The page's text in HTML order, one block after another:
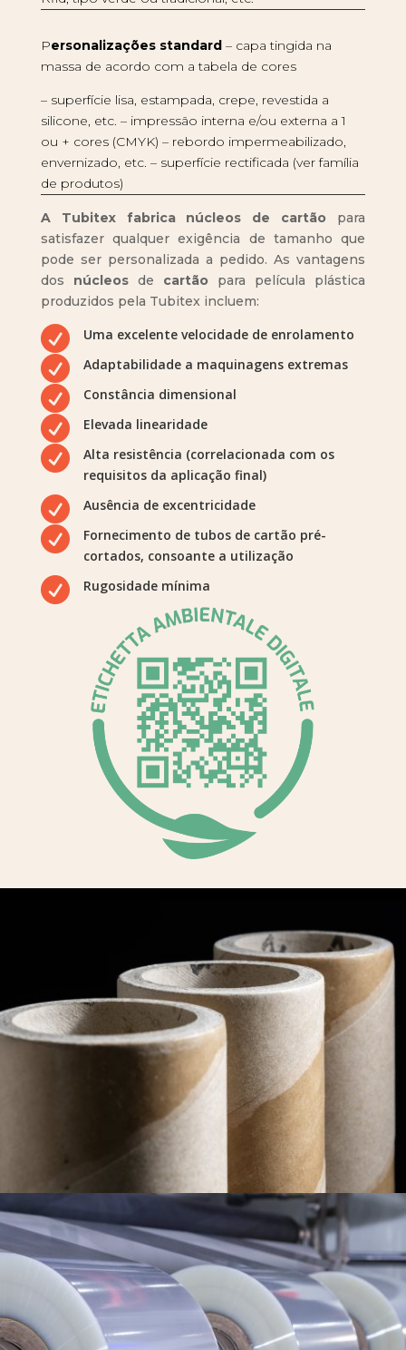
Personalizações standard– capa tingida na
massa de acordo com a tabela de cores
– superfície lisa, estampada, crepe, revestida a
silicone, etc. – impressão interna e/ou externa a 1
ou + cores (CMYK) – rebordo impermeabilizado,
envernizado, etc. – superfície rectificada (ver família
de produtos)
A Tubitex fabrica núcleos de cartão para
satisfazer qualquer exigência de tamanho que
pode ser personalizada a pedido. As vantagens
dos núcleosde cartão para película plástica
produzidos pela Tubitex incluem:
 Uma excelente velocidade de enrolamento
 Adaptabilidade a maquinagens extremas
 Constância dimensional
 Elevada linearidade

Alta resistência (correlacionada com os
requisitos da aplicação final)
 Ausência de excentricidade

Fornecimento de tubos de cartão pré-
cortados, consoante a utilização
 Rugosidade mínima